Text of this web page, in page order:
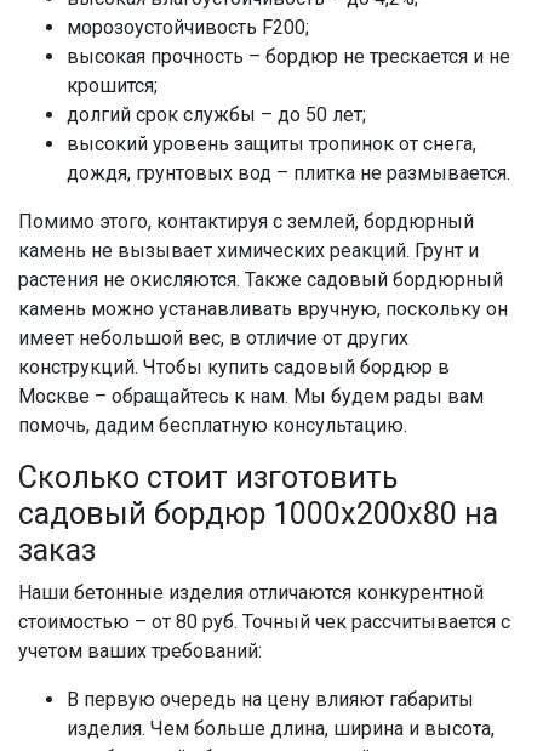
морозоустойчивость F200;
высокая прочность – бордюр не трескается и не
крошится;
долгий срок службы – до 50 лет;
высокий уровень защиты тропинок от снега,
дождя, грунтовых вод – плитка не размывается.
Помимо этого, контактируя с землей, бордюрный
камень не вызывает химических реакций. Грунт и
растения не окисляются. Также садовый бордюрный
камень можно устанавливать вручную, поскольку он
имеет небольшой вес, в отличие от других
конструкций. Чтобы купить садовый бордюр в
Москве – обращайтесь к нам. Мы будем рады вам
помочь, дадим бесплатную консультацию.
Сколько стоит изготовить
садовый бордюр 1000х200х80 на
заказ
Наши бетонные изделия отличаются конкурентной
стоимостью – от 80 руб. Точный чек рассчитывается с
учетом ваших требований:
В первую очередь на цену влияют габариты
изделия. Чем больше длина, ширина и высота,